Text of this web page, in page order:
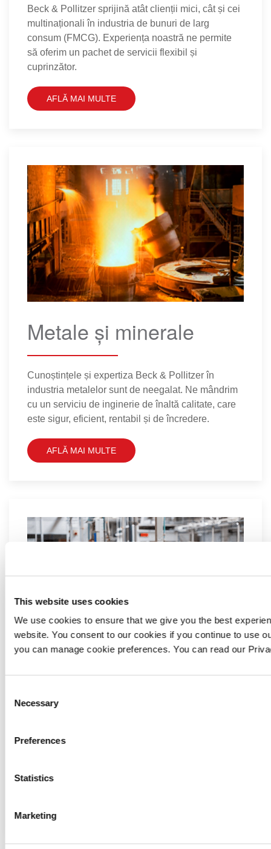
This website uses cookies
We use cookies to ensure that we give you the best
website. You consent to our cookies if you continue to use
you can manage cookie preferences. You can read our
Selection
Necessary
Preferences
Statistics
Marketing
Beck & Pollitzer sprijină atât clienții mici, cât și cei
multinaționali în industria de bunuri de larg
consum (FMCG). Experiența noastră ne permite
să oferim un pachet de servicii flexibil și
cuprinzător.
AFLĂ MAI MULTE
Metale și minerale
Cunoștințele și expertiza Beck & Pollitzer în
industria metalelor sunt de neegalat. Ne mândrim
cu un serviciu de inginerie de înaltă calitate, care
este sigur, eficient, rentabil și de încredere.
AFLĂ MAI MULTE
Alte industrii
largă de servicii pentru clienții săi. Prin urmare, ne